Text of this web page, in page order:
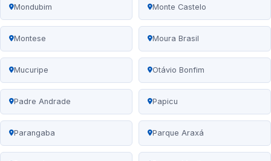
Mondubim Monte Castelo
Montese Moura Brasil
Mucuripe Otávio Bonfim
Padre Andrade Papicu
Parangaba Parque Araxá